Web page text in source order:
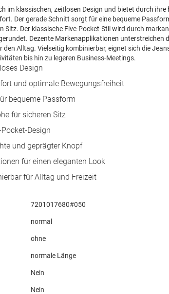
im klassischen, zeitlosen Design und bietet durch
Der gerade Schnitt sorgt für eine bequeme
Sitz. Der klassische Five-Pocket-Stil wird durch
Dezente Markenapplikationen unterstreichen
den Alltag. Vielseitig kombinierbar, eignet sich die
bis hin zu legeren Business-Meetings.
Design
und optimale Bewegungsfreiheit
bequeme Passform
für sicheren Sitz
Design
und geprägter Knopf
für einen eleganten Look
für Alltag und Freizeit
7201017680#050
normal
ohne
normale Länge
Nein
Nein